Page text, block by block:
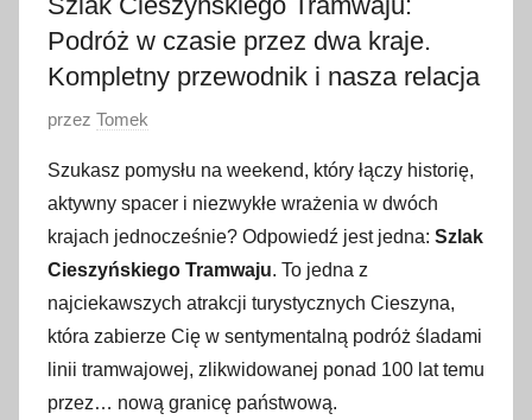
Podróż w czasie przez dwa kraje.
Kompletny przewodnik i nasza relacja
O
u
b
l
i
k
o
w
a
przez Tomek
Szukasz pomysłu na weekend, który łączy historię,
aktywny spacer i niezwykłe wrażenia w dwóch
krajach jednocześnie? Odpowiedź jest jedna: Szlak
Cieszyńskiego Tramwaju. To jedna z
najciekawszych atrakcji turystycznych Cieszyna,
która zabierze Cię w sentymentalną podróż śladami
linii tramwajowej, zlikwidowanej ponad 100 lat temu
przez… nową granicę państwową.